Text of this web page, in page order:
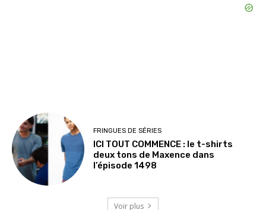
FRINGUES DE SÉRIES
ICI TOUT COMMENCE : le t-shirts
deux tons de Maxence dans
l’épisode 1498
Voir plus